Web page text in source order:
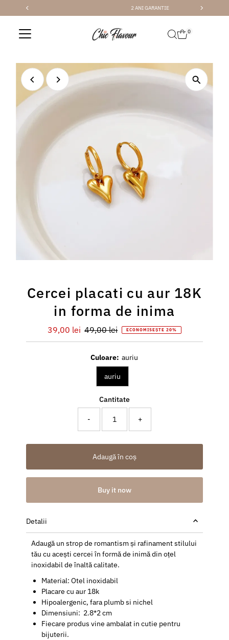
Sari la conținut 2 ANI GARANTIE
0
Cercei placati cu aur 18K
in forma de inima
Preț
redus
39,00 lei Preț
întreg
49,00 lei ECONOMISEȘTE 20%
Culoare: auriu
auriu
Cantitate
- +
Adaugă în coș
Buy it now
Detalii
Adaugă un strop de romantism și rafinament stilului
tău cu acești cercei în formă de inimă din oțel
inoxidabil de înaltă calitate.
Material: Otel inoxidabil
Placare cu aur 18k
Hipoalergenic, fara plumb si nichel
Dimensiuni: 2.8*2 cm
Fiecare produs vine ambalat in cutie pentru
bijuterii.